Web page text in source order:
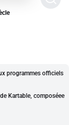
programmes officiels
Kartable, composéee